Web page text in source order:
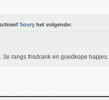
Soury het volgende:
rangs frisdrank en goedkope